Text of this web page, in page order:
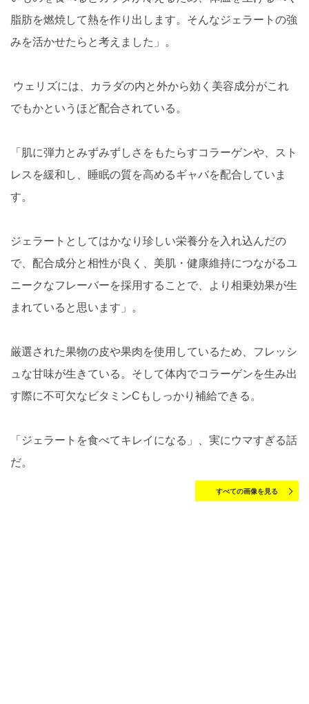
脂肪を燃焼して熱を作り出します。そんなジェラートの強
みを活かせたらと考えました」。
ウェリズには、カラダの内と外から効く美容成分がこれ
でもかというほど配合されている。
「肌に弾力とみずみずしさをもたらすコラーゲンや、スト
レスを緩和し、睡眠の質を高めるギャバを配合していま
す。
ジェラートとしてはかなり珍しい栄養分を入れ込んだの
で、配合成分と相性が良く、美肌・健康維持につながるユ
ニークなフレーバーを採用することで、より相乗効果が生
まれていると思います」。
厳選された果物の皮や果肉を使用しているため、フレッシ
ュな甘味が生きている。そして体内でコラーゲンを生み出
す際に不可欠なビタミンCもしっかり補給できる。
「ジェラートを食べてキレイになる」、実にウマすぎる話
だ。
すべての画像を見る